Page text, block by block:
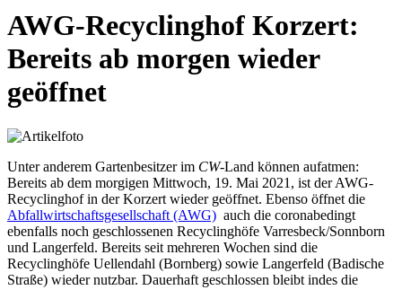
AWG-Recyclinghof Korzert:
Bereits ab morgen wieder
geöffnet
Unter anderem Gartenbesitzer im CW-Land können aufatmen:
Bereits ab dem morgigen Mittwoch, 19. Mai 2021, ist der AWG-
Recyclinghof in der Korzert wieder geöffnet. Ebenso öffnet die
Abfallwirtschaftsgesellschaft (AWG) auch die coronabedingt
ebenfalls noch geschlossenen Recyclinghöfe Varresbeck/Sonnborn
und Langerfeld. Bereits seit mehreren Wochen sind die
Recyclinghöfe Uellendahl (Bornberg) sowie Langerfeld (Badische
Straße) wieder nutzbar. Dauerhaft geschlossen bleibt indes die